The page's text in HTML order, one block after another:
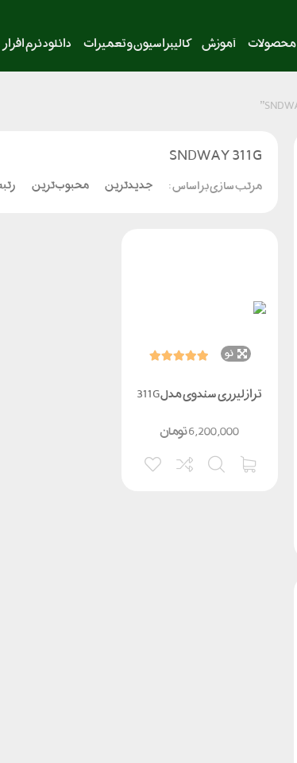
محصولات آموزش کالیبراسیون و تعمیرات دانلود نرم افزار
SNDWAY 311G
مرتب سازی بر اساس : جدیدترین محبوب‌ترین
نو
تراز لیزری سندوی مدل 311G
تومان6,200,000